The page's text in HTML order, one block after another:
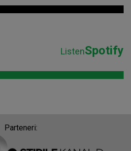
ListenSpotify
Parteneri: